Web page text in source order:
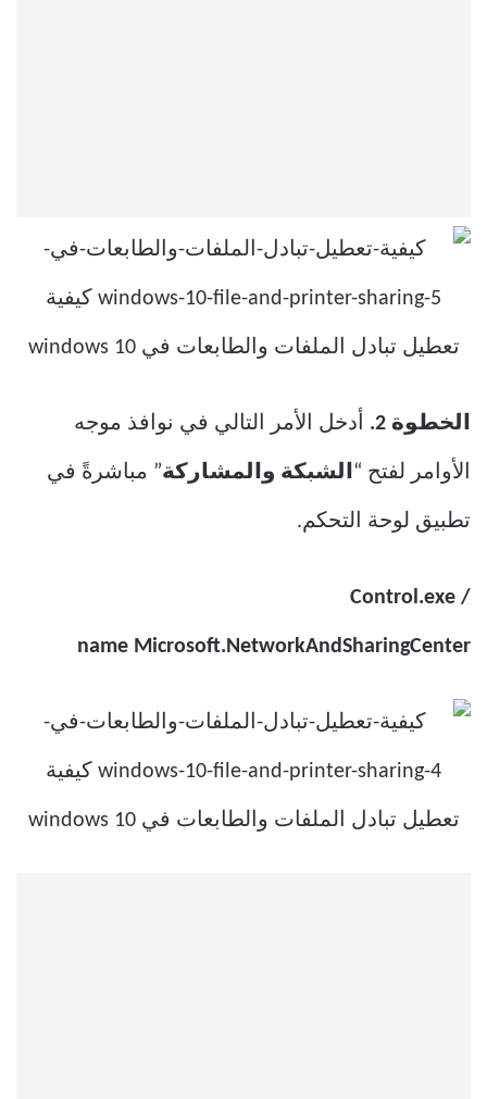
الخطوة 2. أدخل الأمر التالي في نوافذ موجه
الأوامر لفتح “الشبكة والمشاركة” مباشرةً في
تطبيق لوحة التحكم.
Control.exe /
name Microsoft.NetworkAndSharingCenter